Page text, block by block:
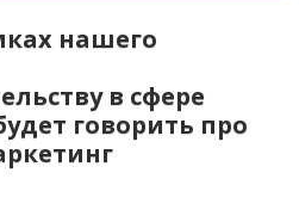
нашего
в сфере
говорить про